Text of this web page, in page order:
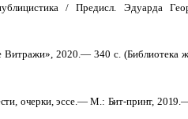
/ Предисл. Эдуарда
2020.— 340 с. (Библиотека
очерки, эссе.— М.: Бит-принт,